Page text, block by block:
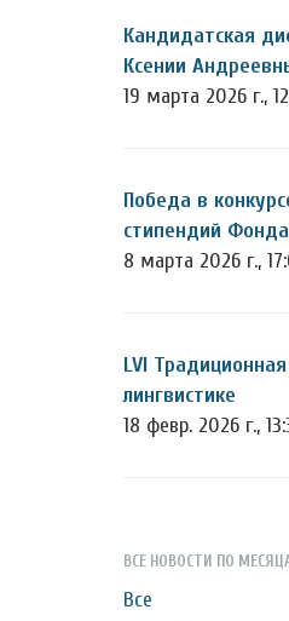
Кандидатская
Ксении
19 марта 2026 г.,
Победа в
стипендий
8 марта 2026 г.,
LVI
лингвистике
18 февр. 2026 г.,
ВСЕ НОВОСТИ ПО
Все